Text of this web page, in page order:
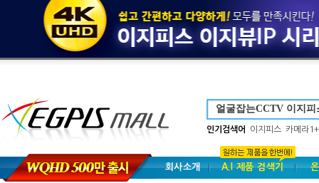
인기검색어 이지피스 카메라
회사소개 A.I 제품 검색기